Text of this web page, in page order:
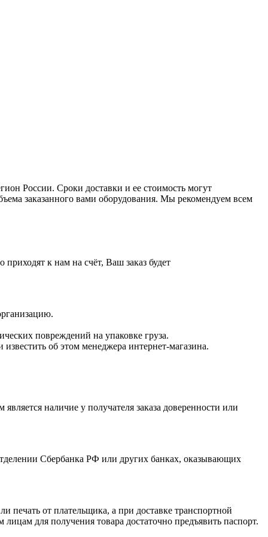
России. Сроки доставки и ее стоимость могут
заказанного вами оборудования. Мы рекомендуем всем
к нам на счёт, Ваш заказ будет
повреждений на упаковке груза.
об этом менеджера интернет-магазина.
наличие у получателя заказа доверенности или
Сбербанка РФ или других банках, оказывающих
печать от плательщика, а при доставке транспортной
для получения товара достаточно предъявить паспорт.